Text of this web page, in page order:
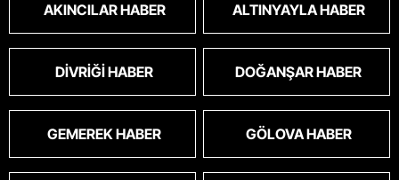
AKINCILAR HABER ALTINYAYLA HABER
DIVRIĞI HABER DOĞANŞAR HABER
GEMEREK HABER GÖLOVA HABER